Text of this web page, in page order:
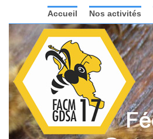
Nos activités
Accueil